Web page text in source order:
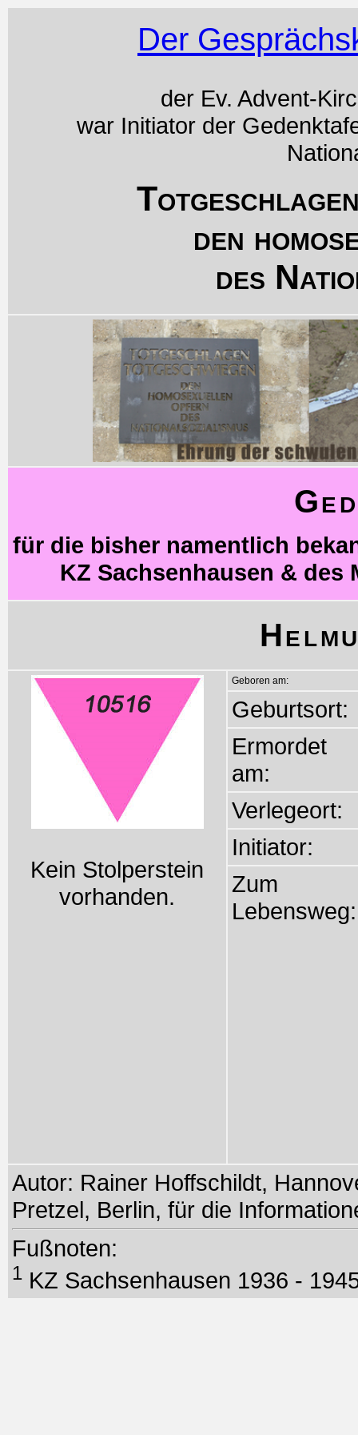
Der
der Ev. Advent-
war Initiator der
den
des
für die bisher namentlich
KZ Sachsenhausen & des
Kein Stolperstein
vorhanden.
Geboren am:
Geburtsort:
Ermordet
am:
Verlegeort:
Initiator:
Zum
Lebensweg:
Autor: Rainer Hoffschildt,
Pretzel, Berlin, für die
Fußnoten:
1 KZ Sachsenhausen 1936 -